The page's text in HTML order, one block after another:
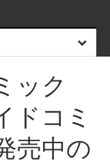
ック
ドコミ
売中の